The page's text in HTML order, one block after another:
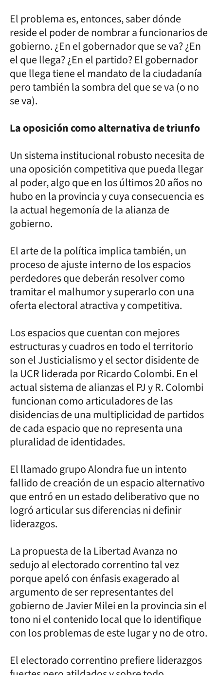
El problema es, entonces, saber dónde
reside el poder de nombrar a funcionarios de
gobierno. ¿En el gobernador que se va? ¿En
el que llega? ¿En el partido? El gobernador
que llega tiene el mandato de la ciudadanía
pero también la sombra del que se va (o no
se va).
La oposición como alternativa de triunfo
Un sistema institucional robusto necesita de
una oposición competitiva que pueda llegar
al poder, algo que en los últimos 20 años no
hubo en la provincia y cuya consecuencia es
la actual hegemonía de la alianza de
gobierno.
El arte de la política implica también, un
proceso de ajuste interno de los espacios
perdedores que deberán resolver como
tramitar el malhumor y superarlo con una
oferta electoral atractiva y competitiva.
Los espacios que cuentan con mejores
estructuras y cuadros en todo el territorio
son el Justicialismo y el sector disidente de
la UCR liderada por Ricardo Colombi. En el
actual sistema de alianzas el PJ y R. Colombi
funcionan como articuladores de las
disidencias de una multiplicidad de partidos
de cada espacio que no representa una
pluralidad de identidades.
El llamado grupo Alondra fue un intento
fallido de creación de un espacio alternativo
que entró en un estado deliberativo que no
logró articular sus diferencias ni definir
liderazgos.
La propuesta de la Libertad Avanza no
sedujo al electorado correntino tal vez
porque apeló con énfasis exagerado al
argumento de ser representantes del
gobierno de Javier Milei en la provincia sin el
tono ni el contenido local que lo identifique
con los problemas de este lugar y no de otro.
El electorado correntino prefiere liderazgos